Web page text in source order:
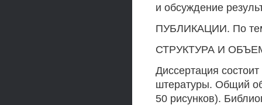
и обсуждение
ПУБЛИКАЦИИ. По
СТРУКТУРА И
Диссертация
штературы. Общий
50 рисунков).